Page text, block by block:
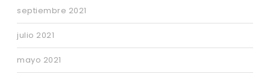
septiembre 2021
julio 2021
mayo 2021